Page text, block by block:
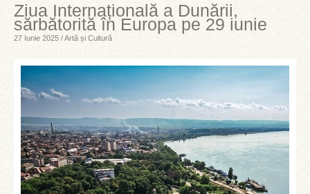
Ziua Internațională a Dunării,
sărbătorită în Europa pe 29 iunie
27 Iunie 2025 / Artă și Cultură